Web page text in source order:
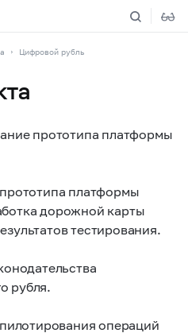
Цифровой рубль
прототипа платформы
платформы
дорожной карты
тестирования.
рубля.
операций